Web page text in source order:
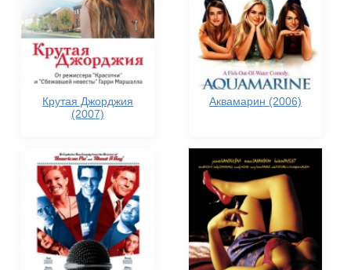
Крутая Джорджия
(2007)
Аквамарин (2006)